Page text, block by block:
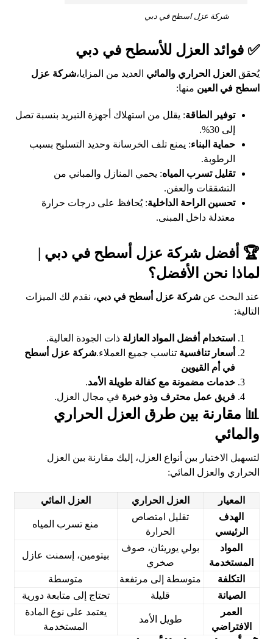
شركة عزل اسطح في دبي
✅ فوائد العزل للأسطح في دبي
يُحقق العزل الحراري والمائي العديد من المزايا،شركة عزل
اسطح في العين منها:
توفير الطاقة: يقلل من استهلاك أجهزة التبريد بنسبة تصل
إلى 30%.
حماية البناء: يمنع تلف الخرسانة وحديد التسليح بسبب
الرطوبة.
تقليل تسرب المياه: يحمي المنازل والمباني من
التشققات والعفن.
تحسين الراحة الداخلية: يُحافظ على درجات حرارة
معتدلة داخل المبنى.
🏆 أفضل شركة عزل أسطح في دبي |
لماذا نحن الأفضل؟
عند البحث عنشركة عزل أسطح في دبي، نقدم لك الميزات
التالية:
استخدام أفضل المواد العازلة ذات الجودة العالية.
أسعار تنافسية تناسب جميع العملاء.شركة عزل أسطح
في أم القيوين
خدمات مضمونة مع كفالة طويلة الأمد.
فريق عمل محترف وذو خبرة في مجال العزل.
📊 مقارنة بين طرق العزل الحراري
والمائي
لتسهيل الاختيار بين أنواع العزل، إليك مقارنة بين العزل
الحراري والعزل المائي:
المعيار العزل الحراري
العزل المائي
الهدف
الرئيسي
تقليل امتصاص
الحرارة
منع تسرب المياه
المواد
المستخدمة
بولي يوريثان، صوف
صخري
بيتومين، إسمنت عازل
التكلفة متوسطة إلى مرتفعة
متوسطة
الصيانة
قليلة
تحتاج إلى متابعة دورية
العمر
الافتراضي
طويل الأمد
يعتمد على نوع المادة
المستخدمة